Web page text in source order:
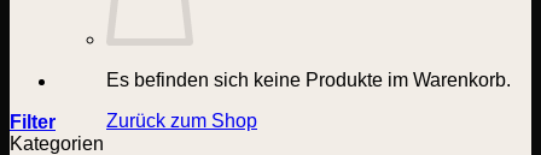
Es befinden sich keine Produkte im Warenkorb.
Zurück zum Shop
Filter
Kategorien